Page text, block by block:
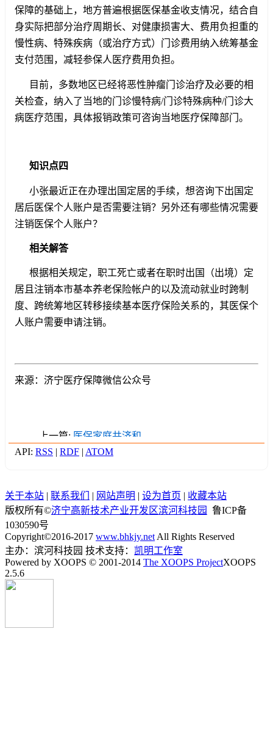
保障的基础上，地方普遍根据医保基金收支情况，结合自
身实际把部分治疗周期长、对健康损害大、费用负担重的
慢性病、特殊疾病（或治疗方式）门诊费用纳入统筹基金
支付范围，减轻参保人医疗费用负担。
目前，多数地区已经将恶性肿瘤门诊治疗及必要的相
关检查，纳入了当地的门诊慢特病/门诊特殊病种/门诊大
病医疗范围，具体报销政策可咨询当地医疗保障部门。
知识点四
小张最近正在办理出国定居的手续，想咨询下出国定
居后医保个人账户是否需要注销？另外还有哪些情况需要
注销医保个人账户？
相关解答
根据相关规定，职工死亡或者在职时出国（出境）定
居且注销本市基本养老保险帐户的以及流动就业时跨制
度、跨统筹地区转移接续基本医疗保险关系的，其医保个
人账户需要申请注销。
来源：济宁医疗保障微信公众号
上一篇: 医保家庭共济和
亲情账户一样吗？
API: RSS | RDF | ATOM
关于本站 | 联系我们 | 网站声明 | 设为首页 | 收藏本站
版权所有©济宁高新技术产业开发区滨河科技园
鲁ICP备
1030590号
Copyright©2016-2017 www.bhkjy.net All Rights Reserved
主办：滨河科技园 技术支持： 凯明工作室
Powered by XOOPS © 2001-2014 The XOOPS ProjectXOOPS
2.5.6